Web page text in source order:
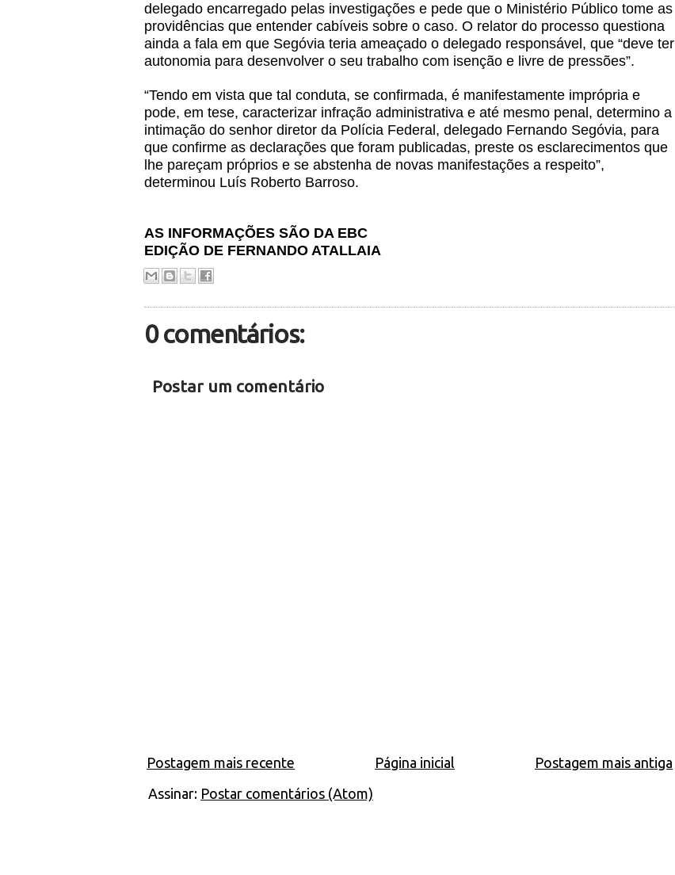
delegado encarregado pelas investigações e pede que o Ministério Público tome as
providências que entender cabíveis sobre o caso. O relator do processo questiona
ainda a fala em que Segóvia teria ameaçado o delegado responsável, que “deve ter
autonomia para desenvolver o seu trabalho com isenção e livre de pressões”.
“Tendo em vista que tal conduta, se confirmada, é manifestamente imprópria e
pode, em tese, caracterizar infração administrativa e até mesmo penal, determino a
intimação do senhor diretor da Polícia Federal, delegado Fernando Segóvia, para
que confirme as declarações que foram publicadas, preste os esclarecimentos que
lhe pareçam próprios e se abstenha de novas manifestações a respeito”,
determinou Luís Roberto Barroso.
AS INFORMAÇÕES SÃO DA EBC
EDIÇÃO DE FERNANDO ATALLAIA
0 comentários:
Postar um comentário
Postagem mais recente Postagem mais antiga
Página inicial
Assinar: Postar comentários (Atom)